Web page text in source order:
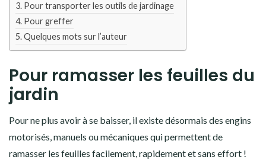
Pour transporter les outils de jardinage
Pour greffer
Quelques mots sur l’auteur
Pour ramasser les feuilles du
jardin
Pour ne plus avoir à se baisser, il existe désormais des engins
motorisés, manuels ou mécaniques qui permettent de
ramasser les feuilles facilement, rapidement et sans effort !